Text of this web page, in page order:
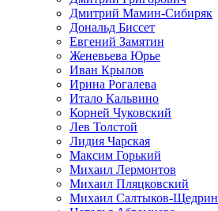
Дмитрий Мамин-Сибиряк
Дональд Биссет
Евгений Замятин
Женевьева Юрье
Иван Крылов
Ирина Рогалева
Итало Кальвино
Корней Чуковский
Лев Толстой
Лидия Чарская
Максим Горький
Михаил Лермонтов
Михаил Пляцковский
Михаил Салтыков-Щедрин